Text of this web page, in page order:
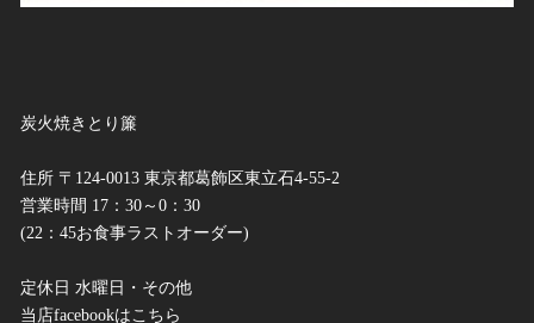
炭火焼きとり簾
住所 〒124-0013 東京都葛飾区東立石4-55-2
営業時間 17：30～0：30
(22：45お食事ラストオーダー)
定休日 水曜日・その他
当店facebookはこちら